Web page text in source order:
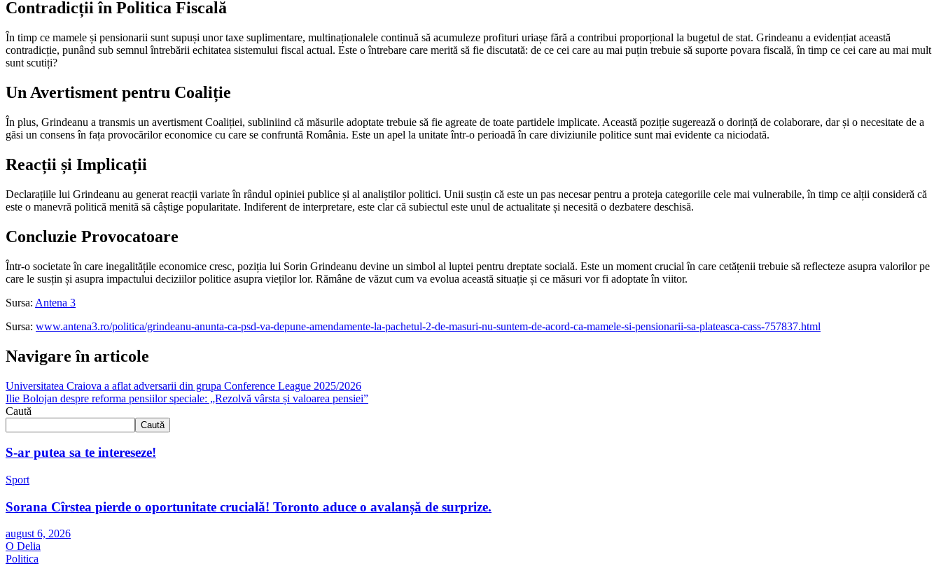
Contradicții în Politica Fiscală
În timp ce mamele și pensionarii sunt supuși unor taxe suplimentare, multinaționalele continuă să acumuleze profituri uriașe fără a contribui proporțional la bugetul de stat. Grindeanu a evidențiat această
contradicție, punând sub semnul întrebării echitatea sistemului fiscal actual. Este o întrebare care merită să fie discutată: de ce cei care au mai puțin trebuie să suporte povara fiscală, în timp ce cei care au mai mult
sunt scutiți?
Un Avertisment pentru Coaliție
În plus, Grindeanu a transmis un avertisment Coaliției, subliniind că măsurile adoptate trebuie să fie agreate de toate partidele implicate. Această poziție sugerează o dorință de colaborare, dar și o necesitate de a
găsi un consens în fața provocărilor economice cu care se confruntă România. Este un apel la unitate într-o perioadă în care diviziunile politice sunt mai evidente ca niciodată.
Reacții și Implicații
Declarațiile lui Grindeanu au generat reacții variate în rândul opiniei publice și al analiștilor politici. Unii susțin că este un pas necesar pentru a proteja categoriile cele mai vulnerabile, în timp ce alții consideră că
este o manevră politică menită să câștige popularitate. Indiferent de interpretare, este clar că subiectul este unul de actualitate și necesită o dezbatere deschisă.
Concluzie Provocatoare
Într-o societate în care inegalitățile economice cresc, poziția lui Sorin Grindeanu devine un simbol al luptei pentru dreptate socială. Este un moment crucial în care cetățenii trebuie să reflecteze asupra valorilor pe
care le susțin și asupra impactului deciziilor politice asupra vieților lor. Rămâne de văzut cum va evolua această situație și ce măsuri vor fi adoptate în viitor.
Sursa: Antena 3
Sursa: www.antena3.ro/politica/grindeanu-anunta-ca-psd-va-depune-amendamente-la-pachetul-2-de-masuri-nu-suntem-de-acord-ca-mamele-si-pensionarii-sa-plateasca-cass-757837.html
Navigare în articole
Universitatea Craiova a aflat adversarii din grupa Conference League 2025/2026
Ilie Bolojan despre reforma pensiilor speciale: „Rezolvă vârsta și valoarea pensiei”
Caută
Caută
S-ar putea sa te intereseze!
Sport
Sorana Cîrstea pierde o oportunitate crucială! Toronto aduce o avalanșă de surprize.
august 6, 2026
O Delia
Politica